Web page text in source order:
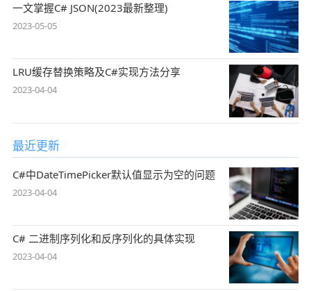
一文掌握C# JSON(2023最新整理)
2023-05-05
LRU缓存替换策略及C#实现方法分享
2023-04-04
最近更新
C#中DateTimePicker默认值显示为空的问题
2023-04-04
C# 二进制序列化和反序列化的具体实现
2023-04-04